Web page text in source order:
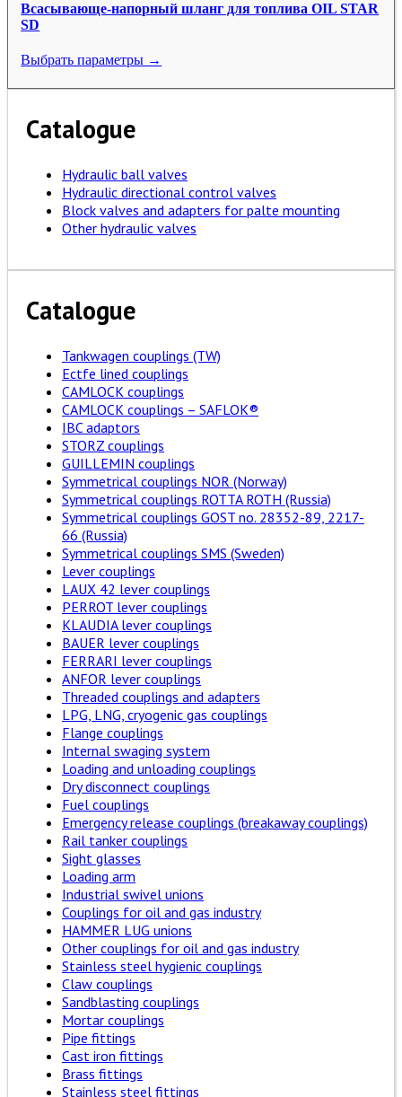
Всасывающе-напорный шланг для топлива OIL STAR
SD
Выбрать параметры →
Catalogue
Hydraulic ball valves
Hydraulic directional control valves
Block valves and adapters for palte mounting
Other hydraulic valves
Catalogue
Tankwagen couplings (TW)
Ectfe lined couplings
CAMLOCK couplings
CAMLOCK couplings – SAFLOK®
IBC adaptors
STORZ couplings
GUILLEMIN couplings
Symmetrical couplings NOR (Norway)
Symmetrical couplings ROTTA ROTH (Russia)
Symmetrical couplings GOST no. 28352-89, 2217-
66 (Russia)
Symmetrical couplings SMS (Sweden)
Lever couplings
LAUX 42 lever couplings
PERROT lever couplings
KLAUDIA lever couplings
BAUER lever couplings
FERRARI lever couplings
ANFOR lever couplings
Threaded couplings and adapters
LPG, LNG, cryogenic gas couplings
Flange couplings
Internal swaging system
Loading and unloading couplings
Dry disconnect couplings
Fuel couplings
Emergency release couplings (breakaway couplings)
Rail tanker couplings
Sight glasses
Loading arm
Industrial swivel unions
Couplings for oil and gas industry
HAMMER LUG unions
Other couplings for oil and gas industry
Stainless steel hygienic couplings
Claw couplings
Sandblasting couplings
Mortar couplings
Pipe fittings
Cast iron fittings
Brass fittings
Stainless steel fittings